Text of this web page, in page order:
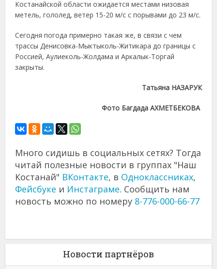
Костанайской области ожидается местами низовая
метель, гололед, ветер 15-20 м/с с порывами до 23 м/с.
Сегодня погода примерно такая же, в связи с чем
трассы Денисовка-Мыктыколь-Житикара до границы с
Россией, Аулиеколь-Жолдама и Аркалык-Торгай
закрыты.
Татьяна НАЗАРУК
Фото Багдада АХМЕТБЕКОВА
Много сидишь в социальных сетях? Тогда
читай полезные новости в группах "Наш
Костанай" ВКонтакте, в Одноклассниках,
Фейсбуке и Инстаграме. Сообщить нам
новость можно по номеру 8-776-000-66-77
Новости партнёров